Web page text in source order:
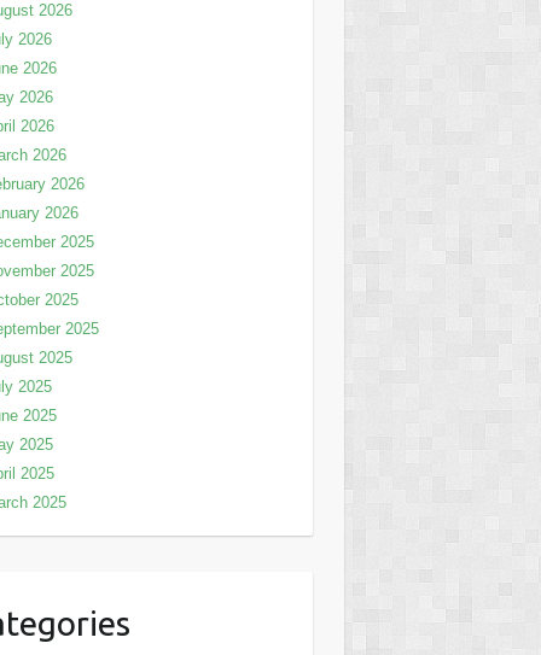
2026
2026
2026
2026
2026
2026
2026
2026
2025
2025
2025
2025
2025
2025
2025
2025
2025
2025